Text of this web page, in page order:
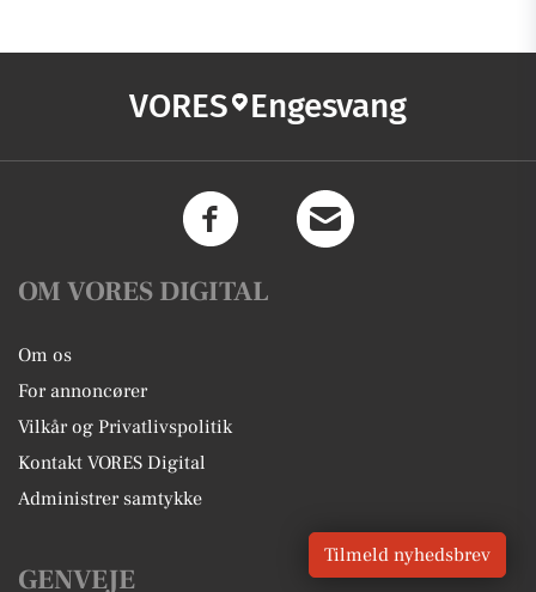
VORES Engesvang
OM VORES DIGITAL
Om os
For annoncører
Vilkår og Privatlivspolitik
Kontakt VORES Digital
Administrer samtykke
GENVEJE
Tilmeld nyhedsbrev